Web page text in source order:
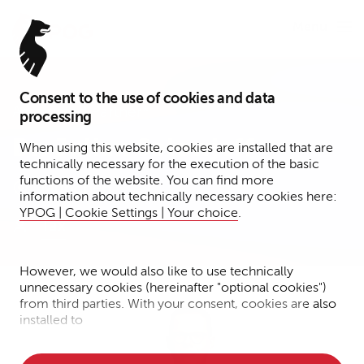
Consent to the use of cookies and data
processing
When using this website, cookies are installed that are
technically necessary for the execution of the basic
functions of the website. You can find more
information about technically necessary cookies here:
YPOG | Cookie Settings | Your choice.
However, we would also like to use technically
unnecessary cookies (hereinafter "optional cookies")
from third parties. With your consent, cookies are also
installed to
Associated Partner*
Dr. Julian Solowjeff
München